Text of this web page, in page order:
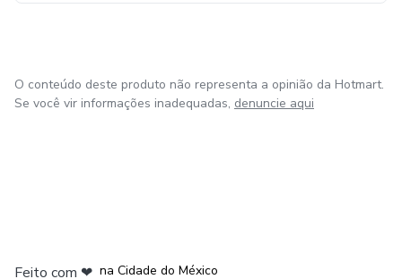
O conteúdo deste produto não representa a opinião da Hotmart.
Se você vir informações inadequadas, denuncie aqui
Feito com ❤ na Cidade do México